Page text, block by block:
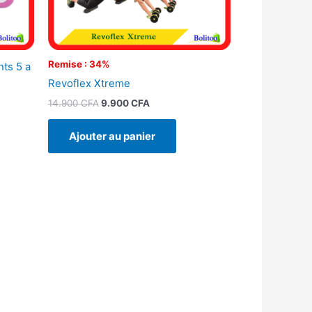
5 a
Remise : 34%
Revoflex Xtreme
14.900CFA 9.900CFA
Ajouter au panier